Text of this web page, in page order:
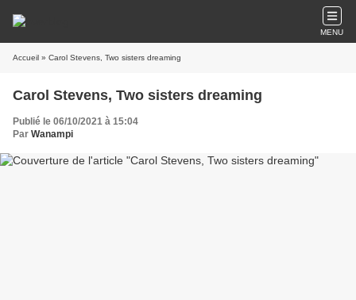
MENU
Accueil » Carol Stevens, Two sisters dreaming
Carol Stevens, Two sisters dreaming
Publié le 06/10/2021 à 15:04
Par Wanampi